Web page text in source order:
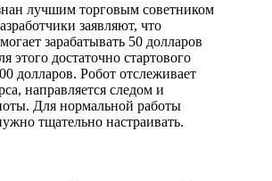
лучшим торговым советником
заявляют, что
зарабатывать 50 долларов
этого достаточно стартового
долларов. Робот отслеживает
направляется следом и
Для нормальной работы
тщательно настраивать.